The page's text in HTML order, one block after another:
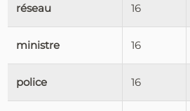
réseau 16
ministre 16
police 16